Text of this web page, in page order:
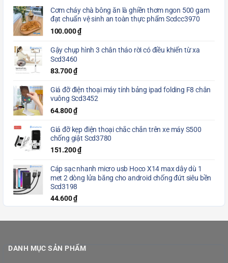
Cơm cháy chà bông ăn là ghiền thơm ngon 500 gam
đạt chuẩn vệ sinh an toàn thực phẩm Scdcc3970
100.000₫
Gậy chụp hình 3 chân tháo rời có điều khiển từ xa
Scd3460
83.700₫
Giá đỡ điện thoại máy tính bảng ipad folding F8 chân
vuông Scd3452
64.800₫
Giá đỡ kẹp điện thoại chắc chắn trên xe máy S500
chống giật Scd3780
151.200₫
Cáp sạc nhanh micro usb Hoco X14 max dây dù 1
met 2 dòng lửa băng cho android chống đứt siêu bền
Scd3198
44.600₫
DANH MỤC SẢN PHẨM